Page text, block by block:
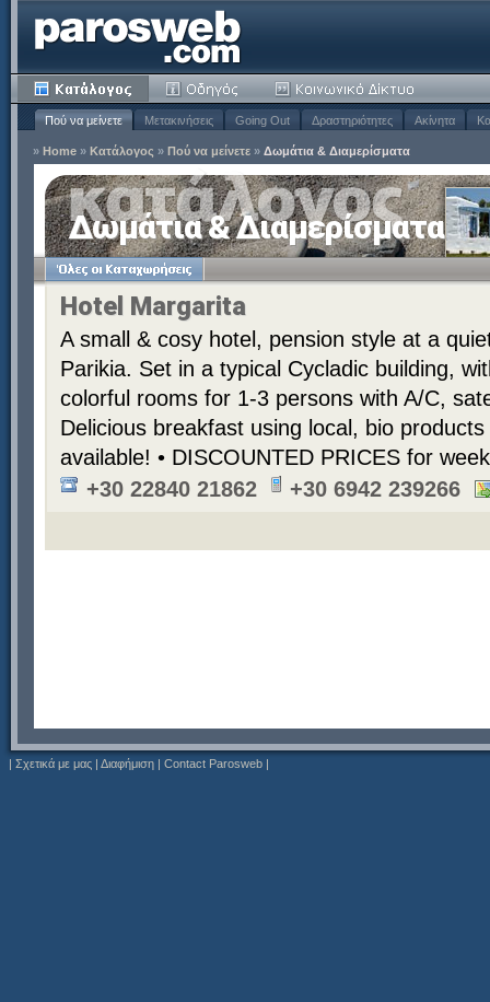
Πού να μείνετε Μετακινήσεις Going Out Δραστηριότητες Ακίνητα
» Home » Κατάλογος » Πού να μείνετε » Δωμάτια & Διαμερίσματα
Δωμάτια & Διαμερίσματα
Hotel Margarita
A small & cosy hotel, pension style at a
Parikia. Set in a typical Cycladic building,
colorful rooms for 1-3 persons with A/C,
Delicious breakfast using local, bio
available! • DISCOUNTED PRICES for
+30 22840 21862
+30 6942 239266
| Σχετικά με μας | Διαφήμιση | Contact Parosweb |